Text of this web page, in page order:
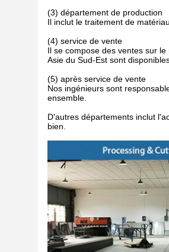
(3) département de production
Il inclut le traitement de
(4) service de vente
Il se compose des ventes sur
Asie du Sud-Est sont
(5) après service de vente
Nos ingénieurs sont
ensemble.
D'autres départements inclut
bien.